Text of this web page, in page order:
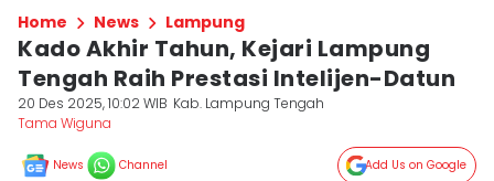
Home News Lampung
Kado Akhir Tahun, Kejari Lampung
Tengah Raih Prestasi Intelijen-Datun
20 Des 2025, 10:02 WIB Kab. Lampung Tengah
Tama Wiguna
News Channel Add Us on Google